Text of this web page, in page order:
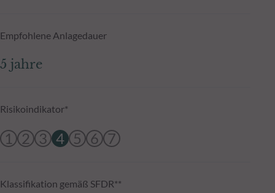
Empfohlene Anlagedauer
5 jahre
Risikoindikator*
1 2 3 4 5 6 7
Klassifikation gemäß SFDR**